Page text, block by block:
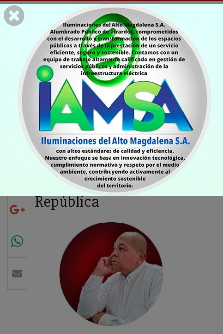
COLUMNISTAS
El espíritu distópico de
las mayorías en el
Congreso de la
República